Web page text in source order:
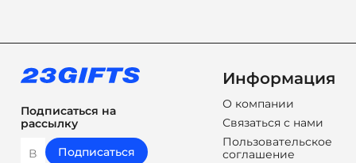
Подписаться на
рассылку
Подписаться
Информация
О компании
Связаться с нами
Пользовательское
соглашение